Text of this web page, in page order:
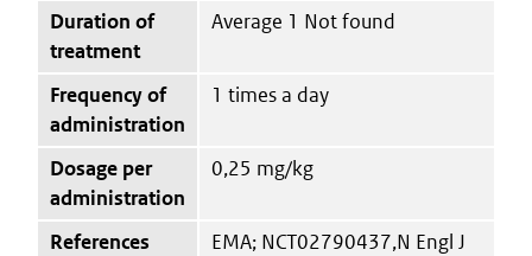
Duration of
treatment
Average 1 Not found
Frequency of
administration
1 times a day
Dosage per
administration
0,25 mg/kg
References
EMA; NCT02790437,N Engl J